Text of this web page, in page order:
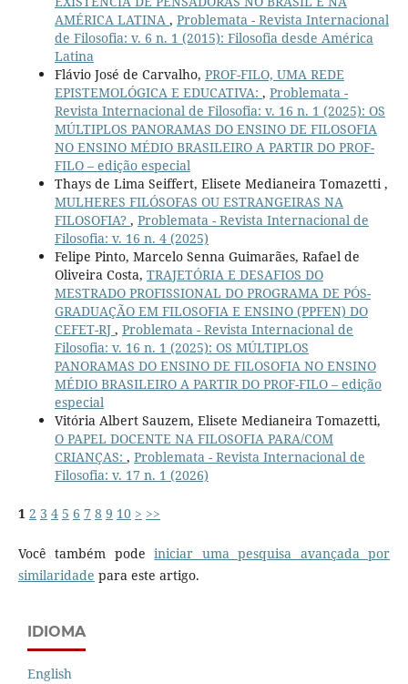
AMÉRICA LATINA , Problemata - Revista Internacional
de Filosofia: v. 6 n. 1 (2015): Filosofia desde América
Latina
Flávio José de Carvalho, PROF-FILO, UMA REDE
EPISTEMOLÓGICA E EDUCATIVA: , Problemata -
Revista Internacional de Filosofia: v. 16 n. 1 (2025): OS
MÚLTIPLOS PANORAMAS DO ENSINO DE FILOSOFIA
NO ENSINO MÉDIO BRASILEIRO A PARTIR DO PROF-
FILO – edição especial
Thays de Lima Seiffert, Elisete Medianeira Tomazetti ,
MULHERES FILÓSOFAS OU ESTRANGEIRAS NA
FILOSOFIA? , Problemata - Revista Internacional de
Filosofia: v. 16 n. 4 (2025)
Felipe Pinto, Marcelo Senna Guimarães, Rafael de
Oliveira Costa, TRAJETÓRIA E DESAFIOS DO
MESTRADO PROFISSIONAL DO PROGRAMA DE PÓS-
GRADUAÇÃO EM FILOSOFIA E ENSINO (PPFEN) DO
CEFET-RJ , Problemata - Revista Internacional de
Filosofia: v. 16 n. 1 (2025): OS MÚLTIPLOS
PANORAMAS DO ENSINO DE FILOSOFIA NO ENSINO
MÉDIO BRASILEIRO A PARTIR DO PROF-FILO – edição
especial
Vitória Albert Sauzem, Elisete Medianeira Tomazetti,
O PAPEL DOCENTE NA FILOSOFIA PARA/COM
CRIANÇAS: , Problemata - Revista Internacional de
Filosofia: v. 17 n. 1 (2026)
1 2 3 4 5 6 7 8 9 10 > >>
Você também podeiniciar uma pesquisa avançada por
similaridade para este artigo.
IDIOMA
English